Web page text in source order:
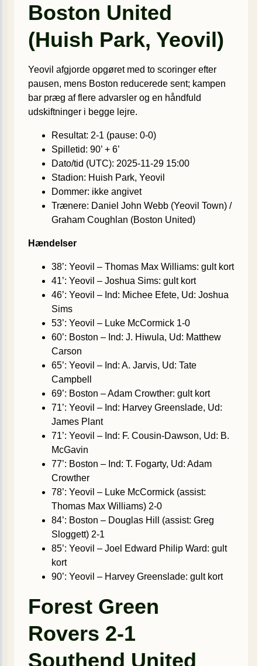
Boston United
(Huish Park, Yeovil)
Yeovil afgjorde opgøret med to scoringer efter
pausen, mens Boston reducerede sent; kampen
bar præg af flere advarsler og en håndfuld
udskiftninger i begge lejre.
Resultat: 2-1 (pause: 0-0)
Spilletid: 90’ + 6’
Dato/tid (UTC): 2025-11-29 15:00
Stadion: Huish Park, Yeovil
Dommer: ikke angivet
Trænere: Daniel John Webb (Yeovil Town) /
Graham Coughlan (Boston United)
Hændelser
38’: Yeovil – Thomas Max Williams: gult kort
41’: Yeovil – Joshua Sims: gult kort
46’: Yeovil – Ind: Michee Efete, Ud: Joshua
Sims
53’: Yeovil – Luke McCormick 1-0
60’: Boston – Ind: J. Hiwula, Ud: Matthew
Carson
65’: Yeovil – Ind: A. Jarvis, Ud: Tate
Campbell
69’: Boston – Adam Crowther: gult kort
71’: Yeovil – Ind: Harvey Greenslade, Ud:
James Plant
71’: Yeovil – Ind: F. Cousin-Dawson, Ud: B.
McGavin
77’: Boston – Ind: T. Fogarty, Ud: Adam
Crowther
78’: Yeovil – Luke McCormick (assist:
Thomas Max Williams) 2-0
84’: Boston – Douglas Hill (assist: Greg
Sloggett) 2-1
85’: Yeovil – Joel Edward Philip Ward: gult
kort
90’: Yeovil – Harvey Greenslade: gult kort
Forest Green
Rovers 2-1
Southend United